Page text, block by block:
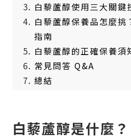
白藜蘆醇使用三大關鍵
白藜蘆醇保養品怎麼挑
指南
白藜蘆醇的正確保養須
常見問答 Q&A
總結
白藜蘆醇是什麼？